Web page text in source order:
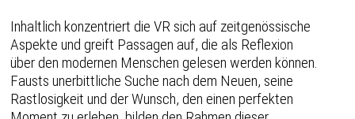
Inhaltlich konzentriert die VR sich auf zeitgenössische
Aspekte und greift Passagen auf, die als Reflexion
über den modernen Menschen gelesen werden können.
Fausts unerbittliche Suche nach dem Neuen, seine
Rastlosigkeit und der Wunsch, den einen perfekten